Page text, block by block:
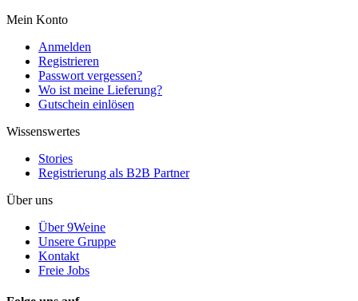
Mein Konto
Anmelden
Registrieren
Passwort vergessen?
Wo ist meine Lieferung?
Gutschein einlösen
Wissenswertes
Stories
Registrierung als B2B Partner
Über uns
Über 9Weine
Unsere Gruppe
Kontakt
Freie Jobs